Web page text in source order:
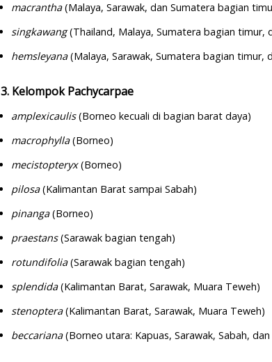
macrantha(Malaya, Sarawak, dan Sumatera bagian
singkawang(Thailand, Malaya, Sumatera bagian timur,
hemsleyana(Malaya, Sarawak, Sumatera bagian timur,
3. Kelompok Pachycarpae
amplexicaulis(Borneo kecuali di bagian barat daya)
macrophylla(Borneo)
mecistopteryx(Borneo)
pilosa(Kalimantan Barat sampai Sabah)
pinanga(Borneo)
praestans(Sarawak bagian tengah)
rotundifolia(Sarawak bagian tengah)
splendida(Kalimantan Barat, Sarawak, Muara Teweh)
stenoptera(Kalimantan Barat, Sarawak, Muara Teweh)
beccariana(Borneo utara: Kapuas, Sarawak, Sabah,